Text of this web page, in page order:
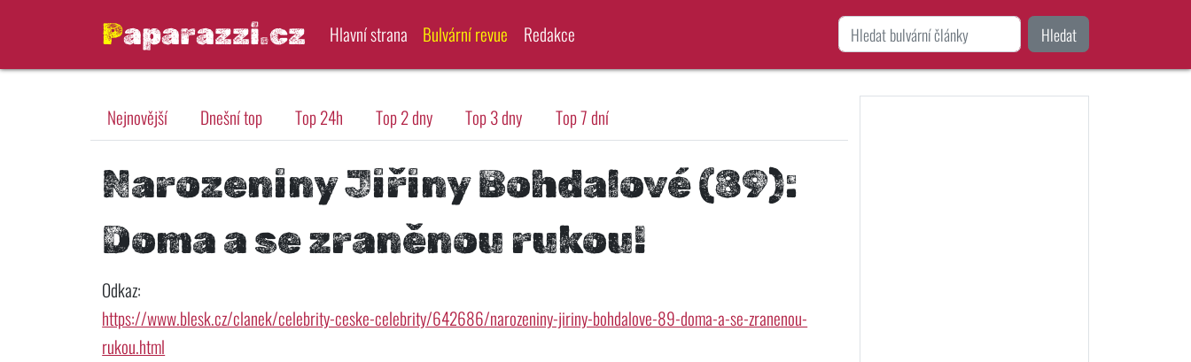
Paparazzi.cz Hlavní strana Bulvární revue Redakce Hledat
Nejnovější Dnešní top Top 24h Top 2 dny Top 3 dny Top 7 dní
Narozeniny Jiřiny Bohdalové (89):
Doma a se zraněnou rukou!
Odkaz:
https://www.blesk.cz/clanek/celebrity-ceske-celebrity/642686/narozeniny-jiriny-bohdalove-89-doma-a-se-zranenou-
rukou.html